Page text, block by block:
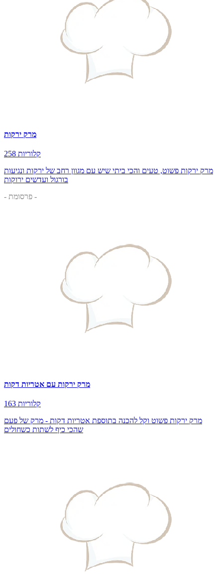
מרק ירקות
258 קלוריות
מרק ירקות פשוט, טעים והכי ביתי שיש עם מגוון רחב של ירקות ונגיעות
בורגול ועדשים ירוקות
- פרסומת -
מרק ירקות עם אטריות דקות
163 קלוריות
מרק ירקות פשוט וקל להכנה בתוספת אטריות דקות - מרק של פעם
שהכי כיף לשתות כשחולים